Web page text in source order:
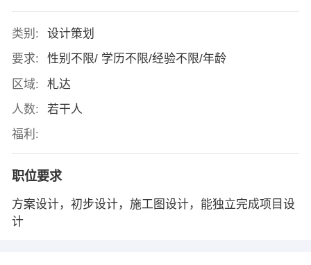
类别:
设计策划
要求:
性别不限/ 学历不限/经验不限/年龄
区域:
札达
人数:
若干人
福利:
职位要求
方案设计，初步设计，施工图设计，能独立完成项目设
计